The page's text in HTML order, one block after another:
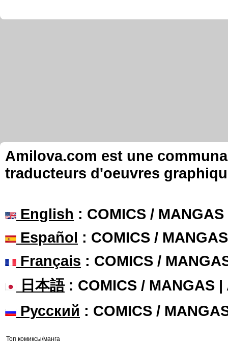
Amilova.com est une
traducteurs d'oeuvres
English : COMICS /
Español : COMICS /
Français : COMICS /
日本語: COMICS / MANGAS |
Русский : COMICS /
Топ комиксы/манга